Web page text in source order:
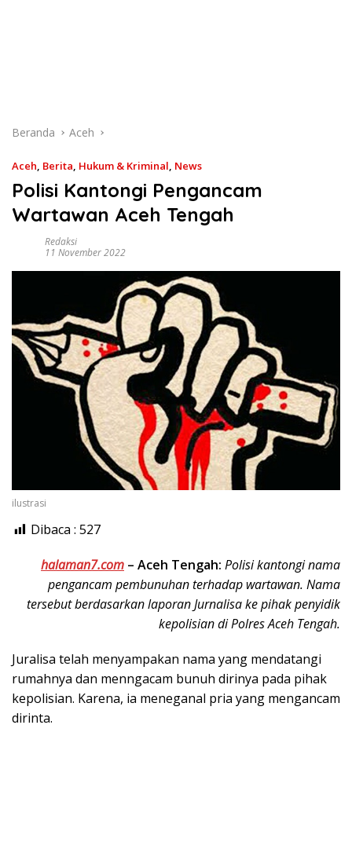
Beranda Aceh
Aceh, Berita, Hukum & Kriminal, News
Polisi Kantongi Pengancam
Wartawan Aceh Tengah
Redaksi
11 November 2022
ilustrasi
Dibaca : 527
halaman7.com – Aceh Tengah: Polisi kantongi nama
pengancam pembunuhan terhadap wartawan. Nama
tersebut berdasarkan laporan Jurnalisa ke pihak penyidik
kepolisian di Polres Aceh Tengah.
Juralisa telah menyampakan nama yang mendatangi
rumahnya dan menngacam bunuh dirinya pada pihak
kepolisian. Karena, ia meneganal pria yang mengancam
dirinta.